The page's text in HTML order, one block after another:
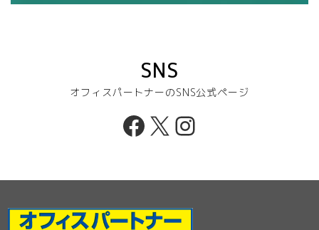
SNS
オフィスパートナーのSNS公式ページ
Facebook
X Instagram